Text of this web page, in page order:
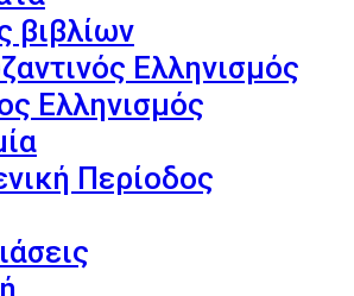
βιβλίων
Ελληνισμός
Ελληνισμός
Περίοδος